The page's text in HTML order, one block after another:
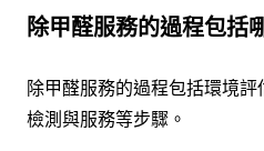
除甲醛服務的過程包括
除甲醛服務的過程包括環境
檢測與服務等步驟。